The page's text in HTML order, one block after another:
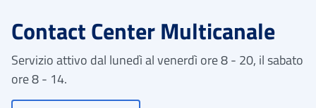
Contact Center Multicanale
Servizio attivo dal lunedì al venerdì ore 8 - 20, il sabato
ore 8 - 14.